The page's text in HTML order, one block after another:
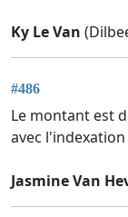
Ky Le Van
#486
Le montant est
avec l'indexation
Jasmine Van